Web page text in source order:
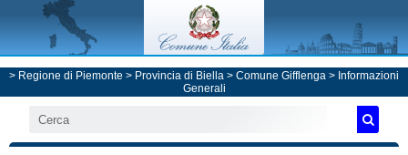
> Regione di Piemonte > Provincia di Biella > Comune Gifflenga > Informazioni
Generali